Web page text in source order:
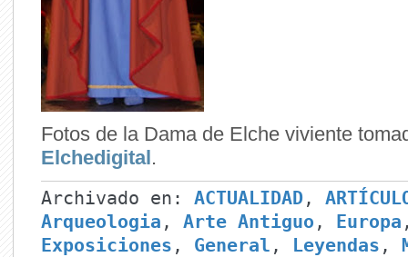
Fotos de la Dama de Elche viviente
Elchedigital .
Archivado en: ACTUALIDAD,
Arqueologia , Arte Antiguo , Europa
Exposiciones , General , Leyendas ,